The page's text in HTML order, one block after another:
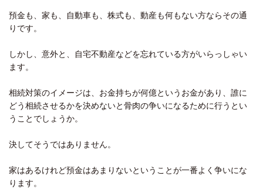
預金も、家も、自動車も、株式も、動産も何もない方ならその通
りです。
しかし、意外と、自宅不動産などを忘れている方がいらっしゃい
ます。
相続対策のイメージは、お金持ちが何億というお金があり、誰に
どう相続させるかを決めないと骨肉の争いになるために行うとい
うことでしょうか。
決してそうではありません。
家はあるけれど預金はあまりないということが一番よく争いにな
ります。